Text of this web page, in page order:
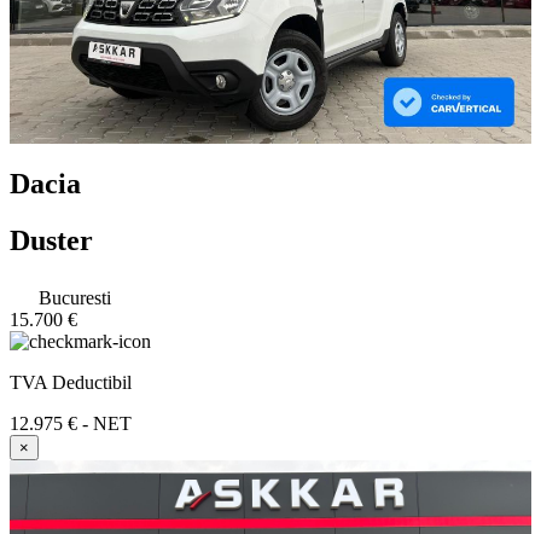
Dacia
Duster
Bucuresti
15.700 €
TVA Deductibil
12.975 € - NET
×